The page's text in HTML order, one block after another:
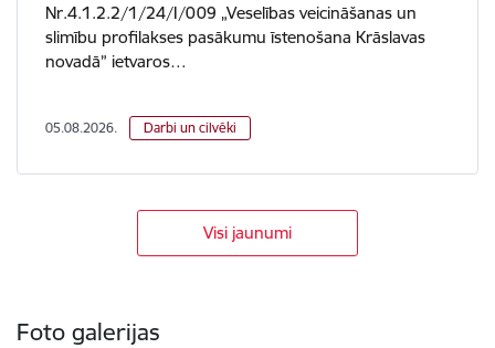
Nr.4.1.2.2/1/24/I/009 „Veselības veicināšanas un
slimību profilakses pasākumu īstenošana Krāslavas
novadā” ietvaros…
05.08.2026. Darbi un cilvēki
Visi jaunumi
Foto galerijas